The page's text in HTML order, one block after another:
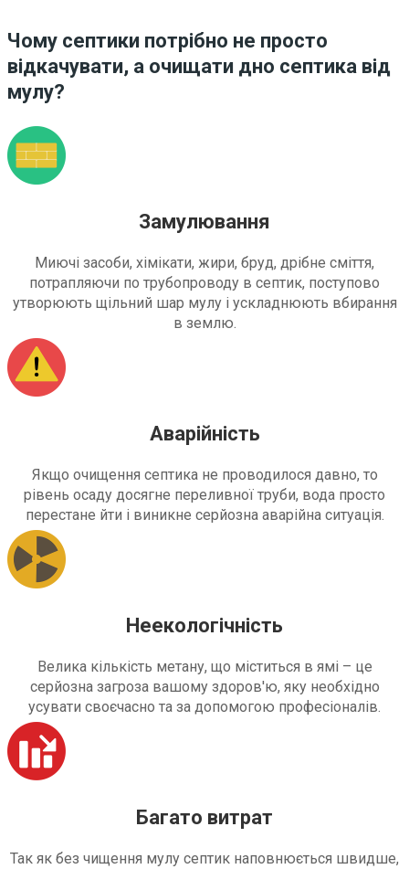
Чому септики потрібно не просто
відкачувати, а очищати дно септика від
мулу?
Замулювання
Миючі засоби, хімікати, жири, бруд, дрібне сміття,
потрапляючи по трубопроводу в септик, поступово
утворюють щільний шар мулу і ускладнюють вбирання
в землю.
Аварійність
Якщо очищення септика не проводилося давно, то
рівень осаду досягне переливної труби, вода просто
перестане йти і виникне серйозна аварійна ситуація.
Неекологічність
Велика кількість метану, що міститься в ямі – це
серйозна загроза вашому здоров'ю, яку необхідно
усувати своєчасно та за допомогою професіоналів.
Багато витрат
Так як без чищення мулу септик наповнюється швидше,